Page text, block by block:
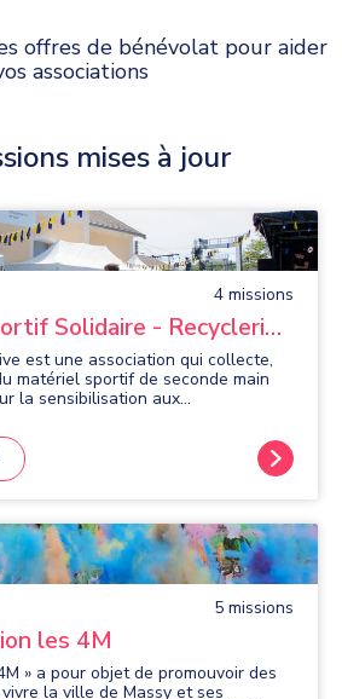
offres de bénévolat pour aider
associations
mises à jour
4 missions
Solidaire - Recyclerie
est une association qui collecte,
matériel sportif de seconde main
la sensibilisation aux
: - Transformer le
- Promouvoir un sport
de l’environnement
5 missions
les 4M
» a pour objet de promouvoir des
la ville de Massy et ses